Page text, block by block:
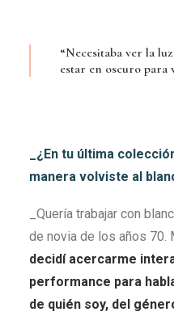
“Necesitaba ver la
estar en oscuro para
_¿En tu última
manera volviste al
_Quería trabajar con
de novia de los años 70.
decidí acercarme
performance para
de quién soy, del